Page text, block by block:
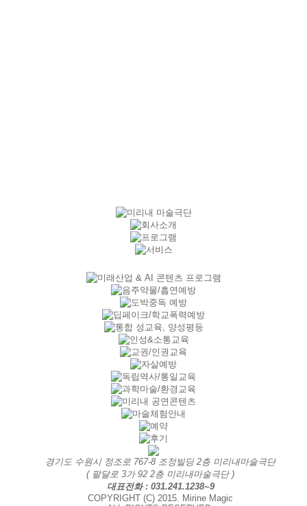
경기도 수원시 정조로 767-8 조정빌딩 2층 미리내마술극단
( 팔달로 3가 92 2층 미리내마술극단 )
대표전화 : 031.241.1238~9
COPYRIGHT (C) 2015. Mirine Magic